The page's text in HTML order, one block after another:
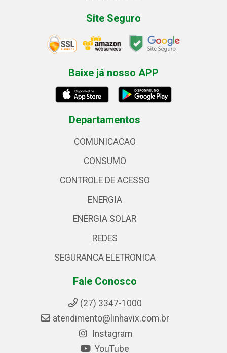
Site Seguro
Baixe já nosso APP
Departamentos
COMUNICACAO
CONSUMO
CONTROLE DE ACESSO
ENERGIA
ENERGIA SOLAR
REDES
SEGURANCA ELETRONICA
Fale Conosco
(27) 3347-1000
atendimento@linhavix.com.br
Instagram
YouTube